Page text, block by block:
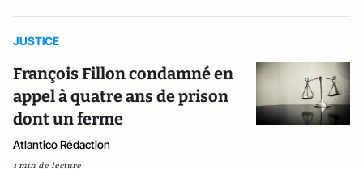
JUSTICE
François Fillon condamné en
appel à quatre ans de prison
dont un ferme
Atlantico Rédaction
1 min de lecture